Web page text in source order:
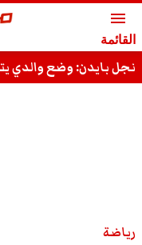
menu
القائمة
نجل بايدن: وضع والدي
رياضة